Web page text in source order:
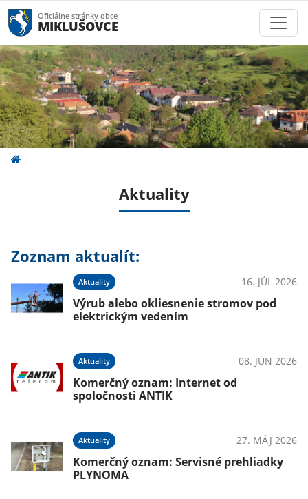
Oficiálne stránky obce
MIKLUŠOVCE
Aktuality
Zoznam aktualít:
Aktuality 16. JÚL 2026
Výrub alebo okliesnenie stromov pod
elektrickým vedením
Aktuality 08. JÚN 2026
Komerčný oznam: Internet od
spoločnosti ANTIK
Aktuality 27. MÁJ 2026
Komerčný oznam: Servisné prehliadky
PLYNOMA